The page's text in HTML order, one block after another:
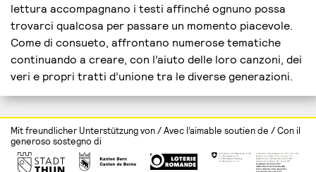
lettura accompagnano i testi affinché ognuno possa
trovarci qualcosa per passare un momento piacevole.
Come di consueto, affrontano numerose tematiche
continuando a creare, con l’aiuto delle loro canzoni, dei
veri e propri tratti d’unione tra le diverse generazioni.
Mit freundlicher Unterstützung von / Avec l’aimable soutien de / Con il
generoso sostegno di